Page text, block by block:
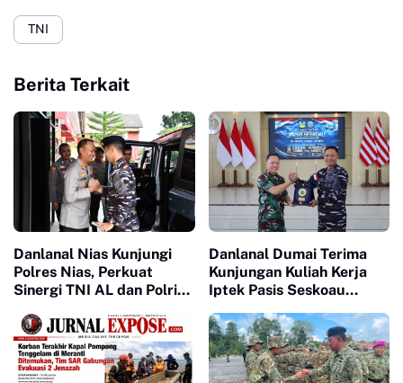
TNI
Berita Terkait
Danlanal Nias Kunjungi
Polres Nias, Perkuat
Sinergi TNI AL dan Polri
Danlanal Dumai Terima
Kunjungan Kuliah Kerja
Iptek Pasis Seskoau